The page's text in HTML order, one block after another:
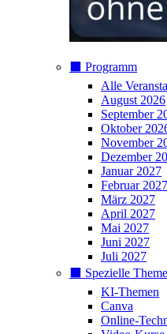
⬛️ Programm
Alle
August 2026
September
Oktober
November
Dezember
Januar 2027
Februar 2027
März 2027
April 2027
Mai 2027
Juni 2027
Juli 2027
⬛️ Spezielle
KI-Themen
Canva
Online-